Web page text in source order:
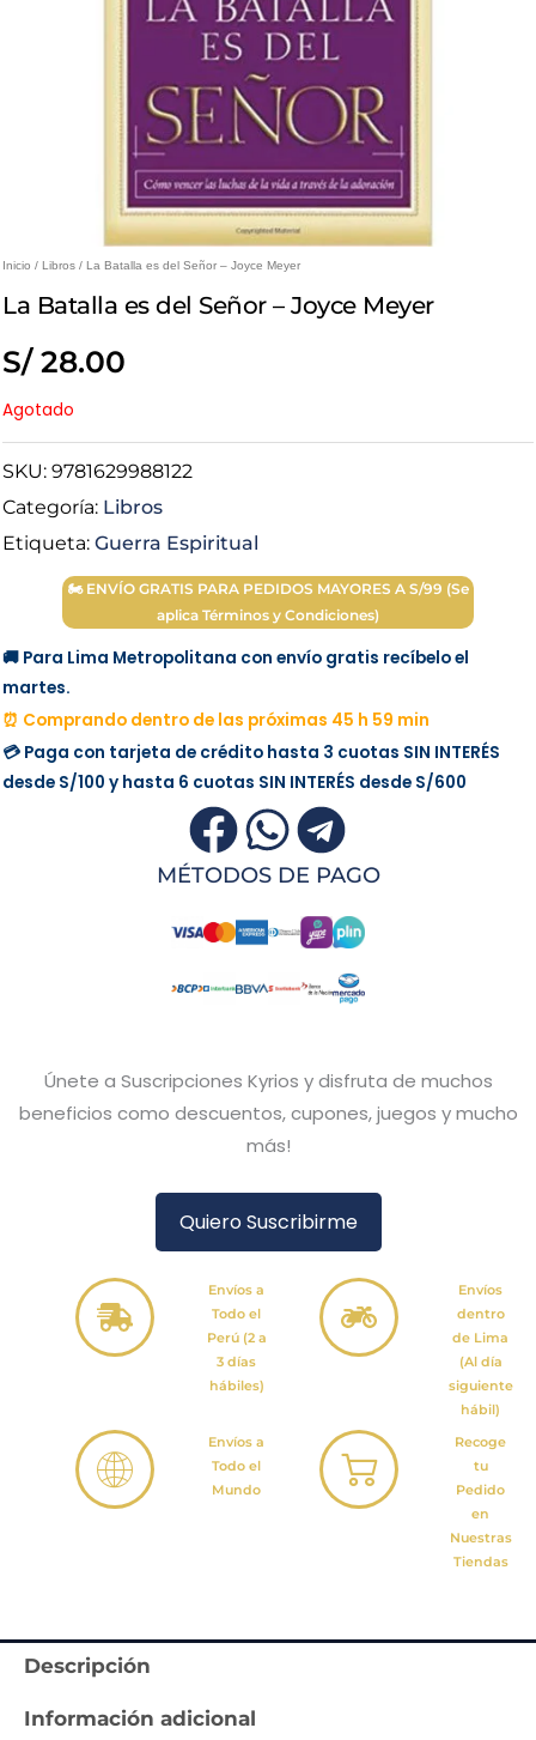
Inicio / Libros / La Batalla es del Señor – Joyce Meyer
La Batalla es del Señor – Joyce Meyer
S/28.00
Agotado
SKU: 9781629988122
Categoría: Libros
Etiqueta: Guerra Espiritual
🏍 ENVÍO GRATIS PARA PEDIDOS MAYORES A S/99 (Se
aplica Términos y Condiciones)
🚚 Para Lima Metropolitana con envío gratis recíbelo el
martes.
⏰ Comprando dentro de las próximas 45 h 59 min
💳 Paga con tarjeta de crédito hasta 3 cuotas SIN INTERÉS
desde S/100 y hasta 6 cuotas SIN INTERÉS desde S/600
MÉTODOS DE PAGO
Únete a Suscripciones Kyrios y disfruta de muchos
beneficios como descuentos, cupones, juegos y mucho
más!
Quiero Suscribirme
Envíos a
Todo el
Perú (2 a
3 días
hábiles)
Envíos
dentro
de Lima
(Al día
siguiente
hábil)
Envíos a
Todo el
Mundo
Recoge
tu
Pedido
en
Nuestras
Tiendas
Descripción
Información adicional